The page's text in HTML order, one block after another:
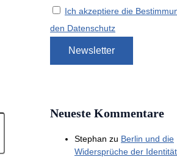
Ich akzeptiere die
den Datenschutz
Neueste Kommentare
Stephan zu Berlin und die
Widersprüche der